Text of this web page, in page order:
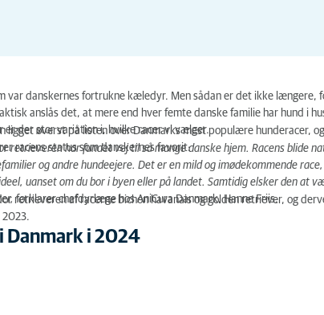
var danskernes fortrukne kæledyr. Men sådan er det ikke længere,
anslås det, at mere end hver femte danske familie har hund i
er der stor variation i, hvilke racer vi vælger.
ligget øverst på listen over Danmarks mest populære hunderacer,
racens status som danskernes favorit:
retrieveren har fundet vej til så mange danske hjem. Racens blide
og andre hundeejere. Det er en mild og imødekommende
uanset om du bor i byen eller på landet. Samtidig elsker den at
forklarer chefdyrlæge hos AniCura Danmark, Hanne Friis.
retrieveren af racerne bichon havanais og golden retriever, og
Danmark i 2024